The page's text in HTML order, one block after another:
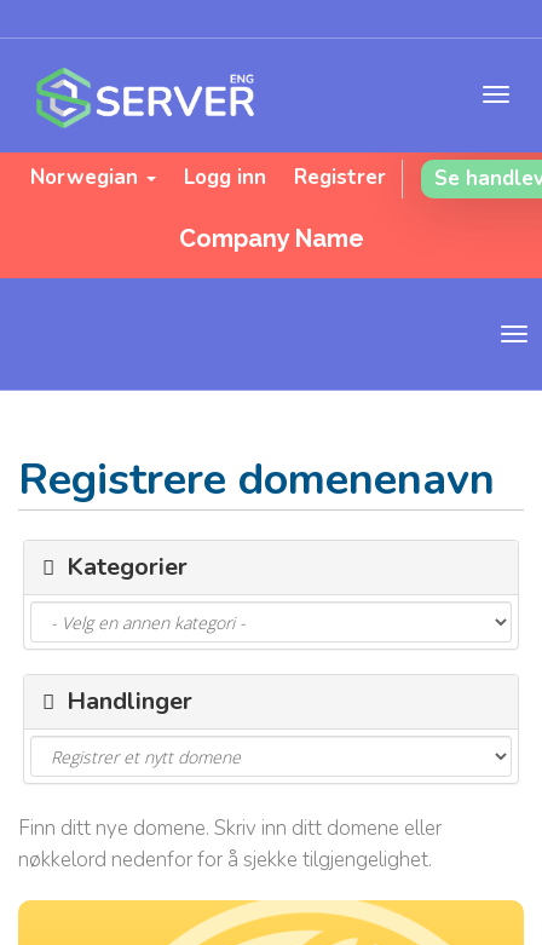
Norwegian Logg inn Registrer Se
Company Name
B
t
i
g
s
o
Registrere domenenavn
Kategorier
Handlinger
Finn ditt nye domene. Skriv inn ditt domene eller
nøkkelord nedenfor for å sjekke tilgjengelighet.